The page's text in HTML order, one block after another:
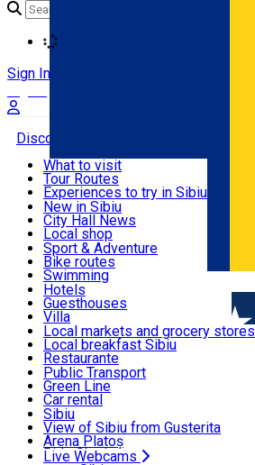
Română
Sign In
Discover
Useful info
Activities & Adventure
Accommodation
Food, Drinks & Nightlife
Transport & Parking
Live Webcams
What to visit
Tour Routes
Experiences to try in Sibiu
Podcast
Culture
Museums
Churches
Parks, Zoo
County of Sibiu
New in Sibiu
City Hall News
Local shop
Sibiu artisans
Sibiul Verde
Public services
Education
How do I get to Sibiu
Tourist Info
Tour Guides
Guided tours
Publicații locale
Beauty salons
Sport & Adventure
Bike routes
Swimming
Riding
Indoor activities
Loc de joacă indoor
Loc de joacă outdoor
Ski
Ice skating
Yoga
Hotels
Guesthouses
Villa
Hostels
Motel
Camping
Renting rooms
Rooms for rent
Accommodation outside Sibiu
Local markets and grocery stores
Local breakfast Sibiu
Restaurante
Pizza
Fast Food
Coffee
Sweets
Pub, Bar
Night clubs
Bakeries
Public Transport
Green Line
Car rental
Rent a bike
Scooter rentals
Taxi
Ride Sharing
Sibiu
View of Sibiu from Gusterita
Arena Platoș
Live Webcams